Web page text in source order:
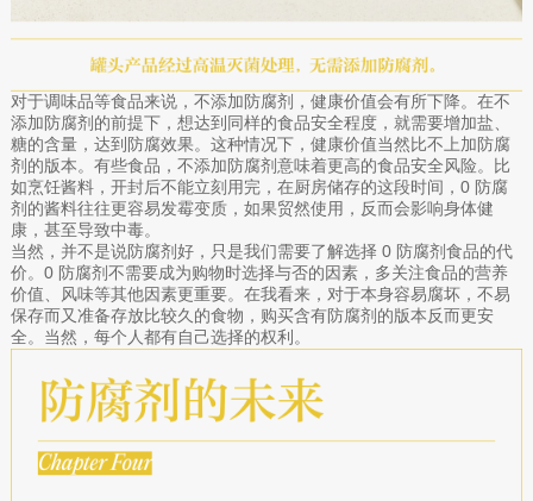
对于调味品等食品来说，不添加防腐剂，健康价值会有所下降。在不
添加防腐剂的前提下，想达到同样的食品安全程度，就需要增加盐、
糖的含量，达到防腐效果。这种情况下，健康价值当然比不上加防腐
剂的版本。有些食品，不添加防腐剂意味着更高的食品安全风险。比
如烹饪酱料，开封后不能立刻用完，在厨房储存的这段时间，0 防腐
剂的酱料往往更容易发霉变质，如果贸然使用，反而会影响身体健
康，甚至导致中毒。
当然，并不是说防腐剂好，只是我们需要了解选择 0 防腐剂食品的代
价。0 防腐剂不需要成为购物时选择与否的因素，多关注食品的营养
价值、风味等其他因素更重要。在我看来，对于本身容易腐坏，不易
保存而又准备存放比较久的食物，购买含有防腐剂的版本反而更安
全。当然，每个人都有自己选择的权利。